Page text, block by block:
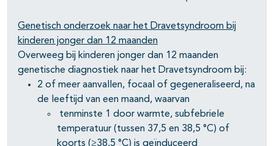
Genetisch onderzoek naar het Dravetsyndroom bij
kinderen jonger dan 12 maanden
Overweeg bij kinderen jonger dan 12 maanden
genetische diagnostiek naar het Dravetsyndroom bij:
2 of meer aanvallen, focaal of gegeneraliseerd, na
de leeftijd van een maand, waarvan
tenminste 1 door warmte, subfebriele
temperatuur (tussen 37,5 en 38,5 °C) of
koorts (≥38,5 °C) is geïnduceerd